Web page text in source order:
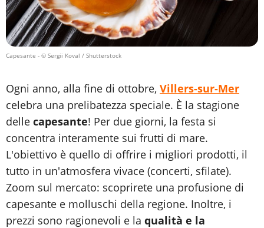
Capesante - © Sergii Koval / Shutterstock
Ogni anno, alla fine di ottobre, Villers-sur-Mer
celebra una prelibatezza speciale. È la stagione
delle capesante! Per due giorni, la festa si
concentra interamente sui frutti di mare.
L'obiettivo è quello di offrire i migliori prodotti, il
tutto in un'atmosfera vivace (concerti, sfilate).
Zoom sul mercato: scoprirete una profusione di
capesante e molluschi della regione. Inoltre, i
prezzi sono ragionevoli e la qualità e la